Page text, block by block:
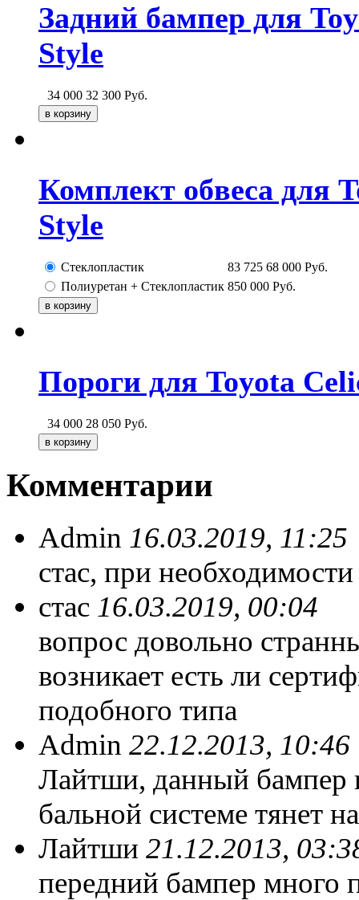
Задний бампер для
Style
34 000 32 300 Руб.
Комплект обвеса для
Style
Стеклопластик 83 725 68 000 Руб.
Полиуретан + Стеклопластик 850 000 Руб.
Пороги для Toyota
34 000 28 050 Руб.
Комментарии
Admin 16.03.2019, 11:25
стас, при
стас 16.03.2019, 00:04
вопрос довольно
возникает есть ли
подобного типа
Admin 22.12.2013, 10:46
Лайтши, данный бампер
бальной системе тянет
Лайтши 21.12.2013,
передний бампер много